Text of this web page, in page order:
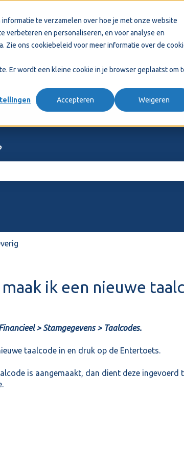
te verzamelen over hoe je met onze website
verbeteren en personaliseren, en voor analyse en
Zie ons cookiebeleid voor meer informatie over de
Er wordt een kleine cookie in je browser geplaatst om
Accepteren Weigeren
ik een nieuwe
> Stamgegevens > Taalcodes.
taalcode in en druk op de Entertoets.
is aangemaakt, dan dient deze ingevoerd